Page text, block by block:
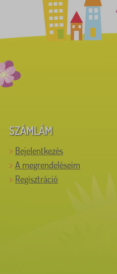
SZÁMLÁM
Bejelentkezés
A megrendeléseim
Regisztráció